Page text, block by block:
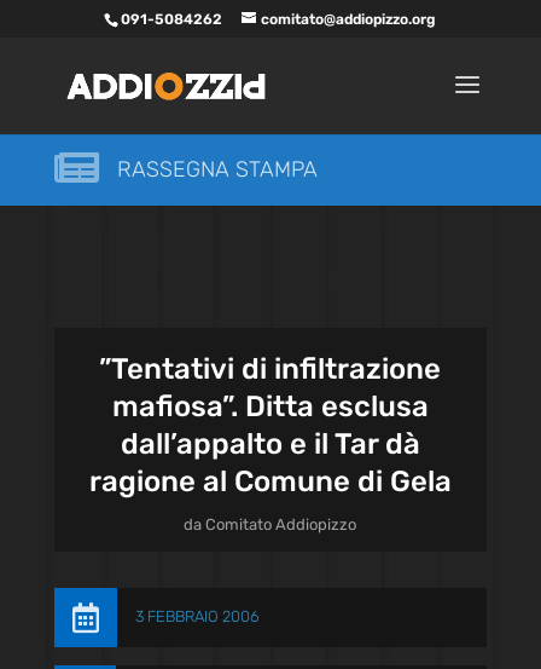
091-5084262 comitato@addiopizzo.org
 RASSEGNA STAMPA
”Tentativi di infiltrazione
mafiosa”. Ditta esclusa
dall’appalto e il Tar dà
ragione al Comune di Gela
daComitato Addiopizzo
 3 FEBBRAIO 2006